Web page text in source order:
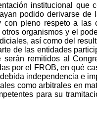
institucional que
podido derivarse de
pleno respeto a las
organismos y el
así como del
de las entidades
serán remitidos al
por el FROB, en qué
independencia e
como arbitrales en
para su